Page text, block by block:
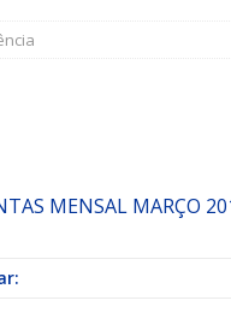
MENSAL MARÇO